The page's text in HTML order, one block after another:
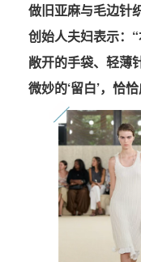
做旧亚麻与毛边针
创始人夫妇表示：
敞开的手袋、轻
微妙的‘留白’，恰